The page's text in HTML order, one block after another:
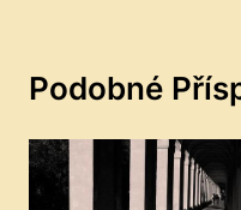
Podobné